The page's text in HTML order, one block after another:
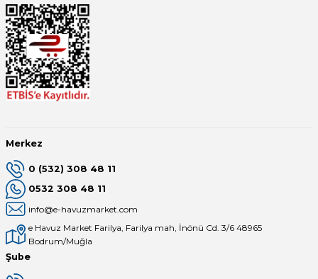
Merkez
0 (532) 308 48 11
0532 308 48 11
info@e-havuzmarket.com
e Havuz Market Farilya, Farilya mah, İnönü Cd. 3/6 48965
Bodrum/Muğla
Şube